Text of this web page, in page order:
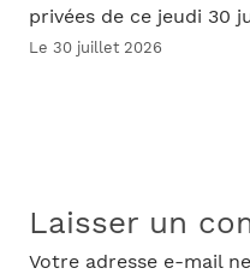
privées de ce jeudi 30
Le 30 juillet 2026
Laisser un
Votre adresse e-mail